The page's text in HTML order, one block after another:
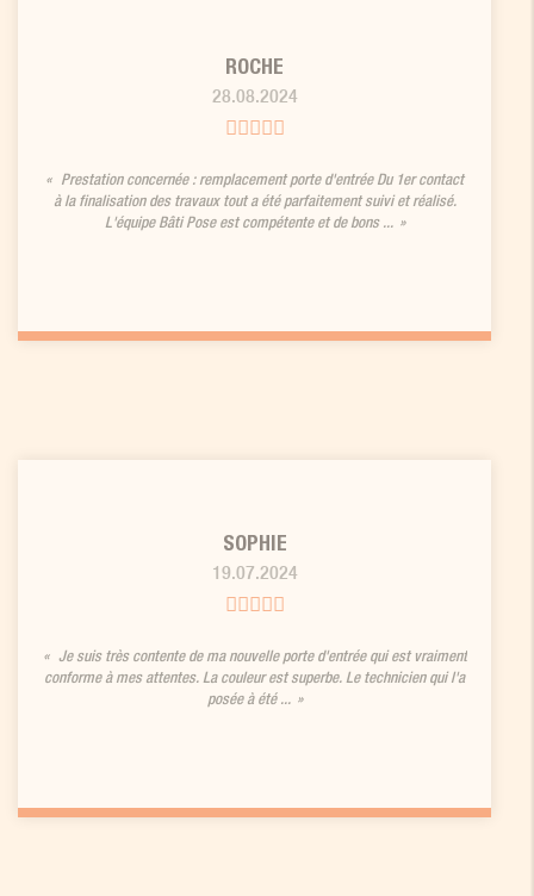
ROCHE
28.08.2024
Prestation concernée : remplacement porte d'entrée Du 1er contact
à la finalisation des travaux tout a été parfaitement suivi et réalisé.
L'équipe Bâti Pose est compétente et de bons ...
SOPHIE
19.07.2024
Je suis très contente de ma nouvelle porte d'entrée qui est vraiment
conforme à mes attentes. La couleur est superbe. Le technicien qui l'a
posée à été ...